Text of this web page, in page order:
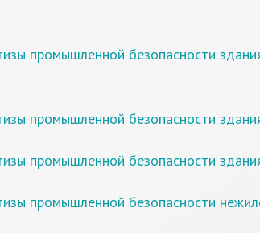
промышленной безопасности
промышленной безопасности
промышленной безопасности
промышленной безопасности